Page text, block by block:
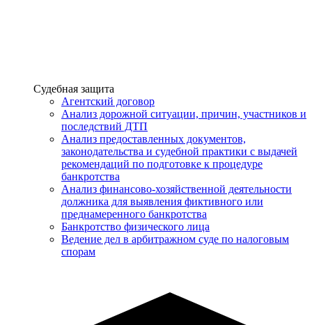
Услуги
Судебная защита
Агентский договор
Анализ дорожной ситуации, причин, участников и
последствий ДТП
Анализ предоставленных документов,
законодательства и судебной практики с выдачей
рекомендаций по подготовке к процедуре
банкротства
Анализ финансово-хозяйственной деятельности
должника для выявления фиктивного или
преднамеренного банкротства
Банкротство физического лица
Ведение дел в арбитражном суде по налоговым
спорам